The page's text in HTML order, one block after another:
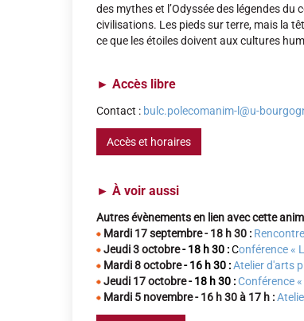
des mythes et l’Odyssée des légendes
civilisations. Les pieds sur terre, mais la
ce que les étoiles doivent aux cultures
► Accès libre
Contact : bulc.polecomanim-l@u-
Accès et horaires
► À voir aussi
Autres évènements en lien avec cette
Mardi 17 septembre- 18 h 30 :
Jeudi 3 octobre- 18 h 30 :Conférence «
Mardi 8 octobre- 16 h 30 :Atelier d'arts
Jeudi 17 octobre- 18 h 30 :Conférence
Mardi 5 novembre - 16 h 30 à 17 h :